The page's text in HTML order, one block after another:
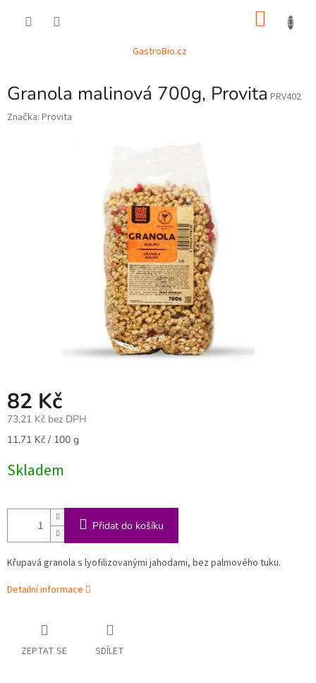
GastroBio.cz
Granola malinová 700g, Provita PRV402
Značka: Provita
82 Kč
73,21 Kč bez DPH
Měrná
11,71 Kč / 100 g
Skladem
Přidat do košíku
Křupavá granola s lyofilizovanými jahodami, bez palmového tuku.
Detailní informace
ZEPTAT SE SDÍLET